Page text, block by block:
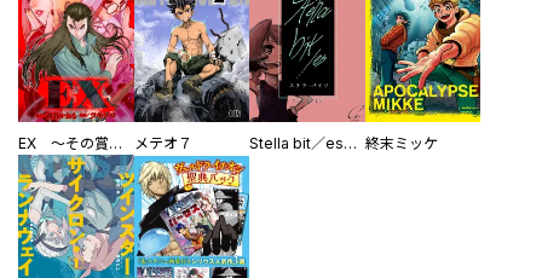
EX ～その賞金稼ぎは、世界の出口を探す～【単行本版】 メテオ７ Stella bit／es【単話版】 終末ミッケ